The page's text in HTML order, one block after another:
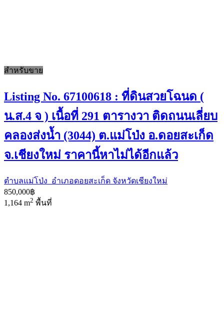
สำหรับขาย
Listing No. 67100618 : ที่ดินสวยโฉนด (
น.ส.4 จ ) เนื้อที่ 291 ตารางวา ติดถนนเลี่ยบ
คลองส่งน้ำ (3044) ต.แม่โป่ง อ.ดอยสะเก็ด
จ.เชียงใหม่ ราคานี้หาไม่ได้อีกแล้ว
ตำบลแม่โป่ง อำเภอดอยสะเก็ด จังหวัดเชียงใหม่
850,000฿
1,164 m2 พื้นที่